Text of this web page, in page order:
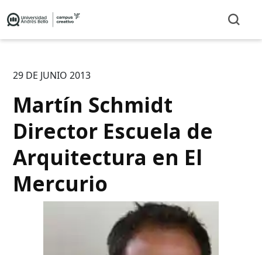
29 DE JUNIO 2013
Martín Schmidt
Director Escuela de
Arquitectura en El
Mercurio